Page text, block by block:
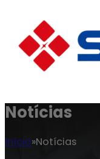
Notícias
Início Notícias